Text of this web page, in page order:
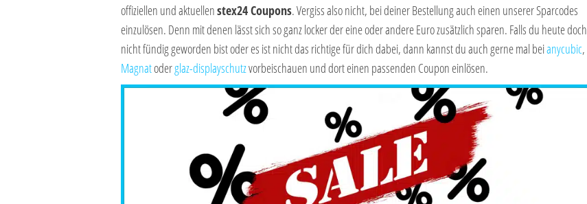
offiziellen und aktuellenstex24 Coupons. Vergiss also nicht, bei deiner Bestellung auch einen unserer Sparcodes
einzulösen. Denn mit denen lässt sich so ganz locker der eine oder andere Euro zusätzlich sparen. Falls du heute doch
nicht fündig geworden bist oder es ist nicht das richtige für dich dabei, dann kannst du auch gerne mal beianycubic,
Magnatoderglaz-displayschutzvorbeischauen und dort einen passenden Coupon einlösen.